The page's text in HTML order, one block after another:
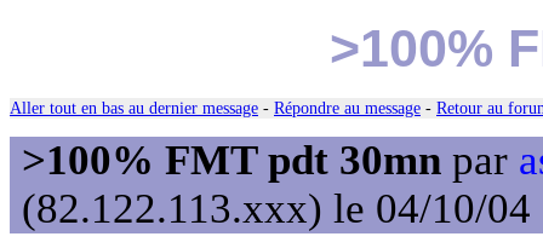
>100%
Aller tout en bas au dernier message - Répondre au message - Retour au
>100% FMT pdt 30mn par
(82.122.113.xxx) le 04/10/04